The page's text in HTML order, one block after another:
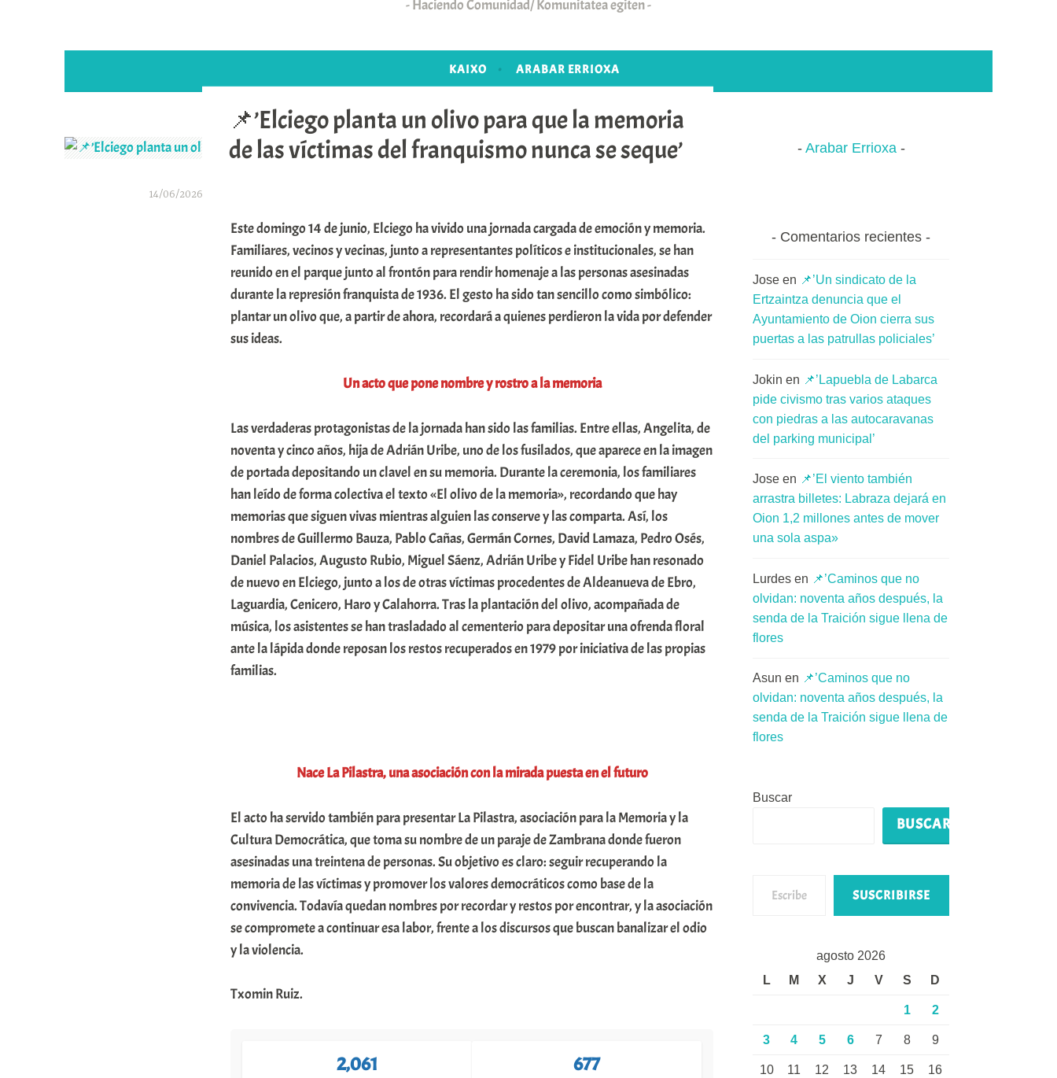
Haciendo Comunidad/ Komunitatea egiten
KAIXO ARABAR ERRIOXA
📌’Elciego planta un olivo para que la memoria
de las víctimas del franquismo nunca se seque’
14/06/2026
Este domingo 14 de junio, Elciego ha vivido una jornada cargada de emoción y memoria.
Familiares, vecinos y vecinas, junto a representantes políticos e institucionales, se han
reunido en el parque junto al frontón para rendir homenaje a las personas asesinadas
durante la represión franquista de 1936. El gesto ha sido tan sencillo como simbólico:
plantar un olivo que, a partir de ahora, recordará a quienes perdieron la vida por defender
sus ideas.
Un acto que pone nombre y rostro a lamemoria
Las verdaderas protagonistas de la jornada han sido las familias. Entre ellas, Angelita, de
noventa y cinco años, hija de Adrián Uribe, uno de los fusilados, que aparece en la imagen
de portada depositando un clavel en su memoria. Durante la ceremonia, los familiares
han leído de forma colectiva el texto «El olivo de la memoria», recordando que hay
memorias que siguen vivas mientras alguien las conserve y las comparta. Así, los
nombres de Guillermo Bauza, Pablo Cañas, Germán Cornes, David Lamaza, Pedro Osés,
Daniel Palacios, Augusto Rubio, Miguel Sáenz, Adrián Uribe y Fidel Uribe han resonado
de nuevo en Elciego, junto a los de otras víctimas procedentes de Aldeanueva de Ebro,
Laguardia, Cenicero, Haro y Calahorra. Tras la plantación del olivo, acompañada de
música, los asistentes se han trasladado al cementerio para depositar una ofrenda floral
ante la lápida donde reposan los restos recuperados en 1979 por iniciativa de las propias
familias.
Nace La Pilastra, una asociación con la mirada puesta en el futuro
El acto ha servido también para presentar La Pilastra, asociación para la Memoria y la
Cultura Democrática, que toma su nombre de un paraje de Zambrana donde fueron
asesinadas una treintena de personas. Su objetivo es claro: seguir recuperando la
memoria de las víctimas y promover los valores democráticos como base de la
convivencia. Todavía quedan nombres por recordar y restos por encontrar, y la asociación
se compromete a continuar esa labor, frente a los discursos que buscan banalizar el odio
y la violencia.
Txomin Ruiz.
2,061 677
Arabar Errioxa
Comentarios recientes
Jose en 📌’Un sindicato de la
Ertzaintza denuncia que el
Ayuntamiento de Oion cierra sus
puertas a las patrullas policiales’
Jokin en 📌’Lapuebla de Labarca
pide civismo tras varios ataques
con piedras a las autocaravanas
del parking municipal’
Jose en 📌’El viento también
arrastra billetes: Labraza dejará en
Oion 1,2 millones antes de mover
una sola aspa»
Lurdes en 📌’Caminos que no
olvidan: noventa años después, la
senda de la Traición sigue llena de
flores
Asun en 📌’Caminos que no
olvidan: noventa años después, la
senda de la Traición sigue llena de
flores
Buscar
BUSCAR
SUSCRIBIRSE
agosto 2026
L
M X J V S D
1 2
3 4 5 6 7 8 9
10 11 12 13 14 15 16